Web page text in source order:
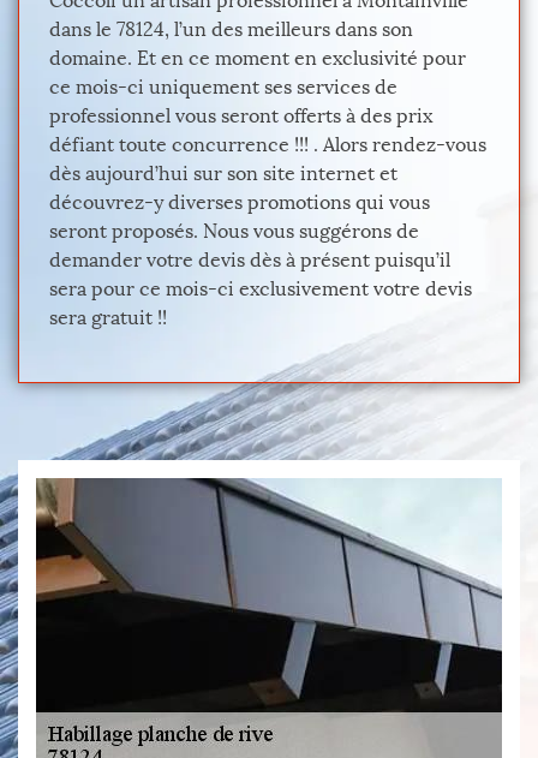
dans le 78124, l’un des meilleurs dans son
domaine. Et en ce moment en exclusivité pour
ce mois-ci uniquement ses services de
professionnel vous seront offerts à des prix
défiant toute concurrence !!! . Alors rendez-vous
dès aujourd’hui sur son site internet et
découvrez-y diverses promotions qui vous
seront proposés. Nous vous suggérons de
demander votre devis dès à présent puisqu’il
sera pour ce mois-ci exclusivement votre devis
sera gratuit !!